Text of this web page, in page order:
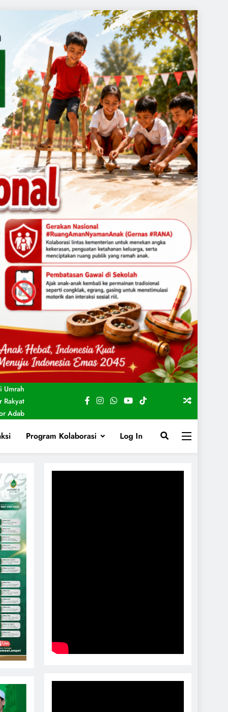
Umrah
Rakyat
Adab
Program Kolaborasi Log In